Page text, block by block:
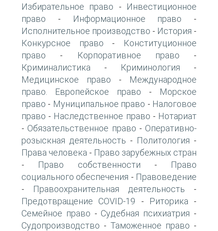
Избирательное право -
Инвестиционное
право - Информационное право -
Исполнительное производство - История -
Конкурсное право -
Конституционное
право - Корпоративное право -
Криминалистика - Криминология -
Медицинское право -
Международное
право. Европейское право -
Морское
право - Муниципальное право - Налоговое
право - Наследственное право - Нотариат
- Обязательственное право - Оперативно-
розыскная деятельность - Политология -
Права человека - Право зарубежных стран
- Право собственности -
Право
социального обеспечения - Правоведение
- Правоохранительная деятельность -
Предотвращение COVID-19 - Риторика -
Семейное право - Судебная психиатрия -
Судопроизводство - Таможенное право -